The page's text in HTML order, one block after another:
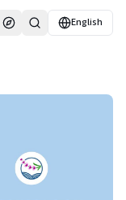
English